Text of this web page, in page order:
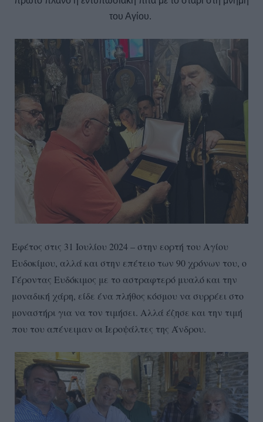
του Αγίου.
Εφέτος στις 31 Ιουλίου 2024 – στην εορτή του Αγίου
Ευδοκίμου, αλλά και στην επέτειο των 90 χρόνων του, ο
Γέροντας Ευδόκιμος με το αστραφτερό μυαλό και την
μοναδική χάρη, είδε ένα πλήθος κόσμου να συρρέει στο
μοναστήρι για να τον τιμήσει. Αλλά έζησε και την τιμή
που του απένειμαν οι Ιεροψάλτες της Άνδρου.